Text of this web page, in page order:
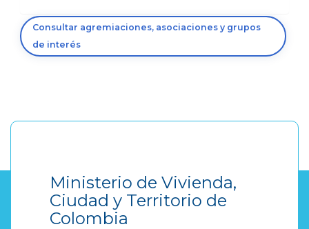
Consultar agremiaciones, asociaciones y grupos
de interés
Ministerio de Vivienda,
Ciudad y Territorio de
Colombia